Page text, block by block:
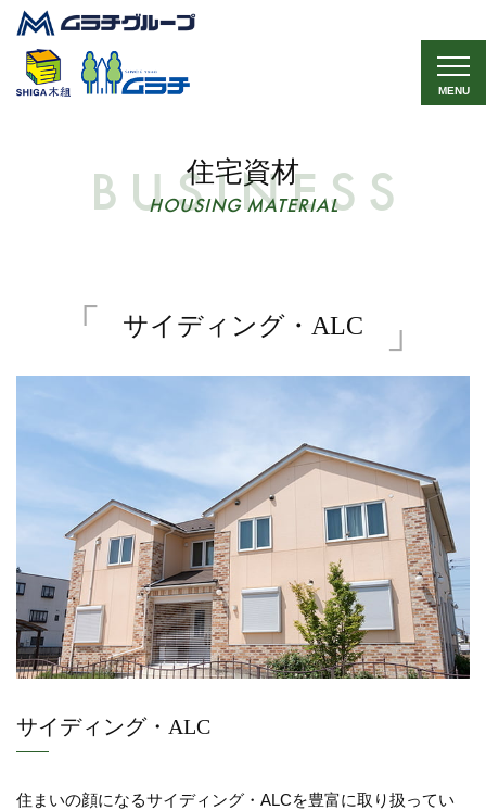
MENU
住宅資材
HOUSING MATERIAL
サイディング・ALC
サイディング・ALC
住まいの顔になるサイディング・ALCを豊富に取り扱ってい